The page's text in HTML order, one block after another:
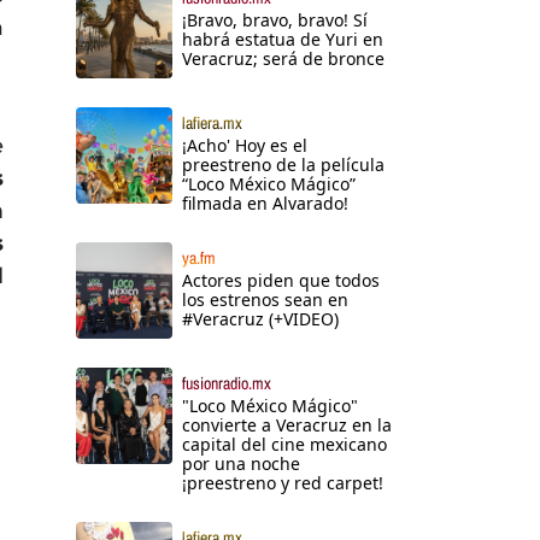
¡Bravo, bravo, bravo! Sí
habrá estatua de Yuri en
Veracruz; será de bronce
lafiera.mx
¡Acho' Hoy es el
preestreno de la película
“Loco México Mágico”
filmada en Alvarado!
ya.fm
Actores piden que todos
los estrenos sean en
#Veracruz (+VIDEO)
fusionradio.mx
"Loco México Mágico"
convierte a Veracruz en la
capital del cine mexicano
por una noche
¡preestreno y red carpet!